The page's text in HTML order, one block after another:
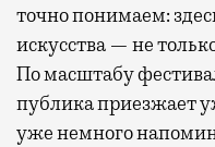
точно понимаем:
искусства — не
По масштабу
публика приезжает
уже немного